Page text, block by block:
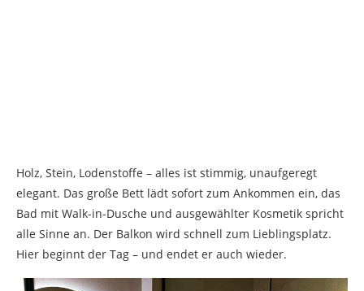
Holz, Stein, Lodenstoffe – alles ist stimmig, unaufgeregt
elegant. Das große Bett lädt sofort zum Ankommen ein, das
Bad mit Walk-in-Dusche und ausgewählter Kosmetik spricht
alle Sinne an. Der Balkon wird schnell zum Lieblingsplatz.
Hier beginnt der Tag – und endet er auch wieder.